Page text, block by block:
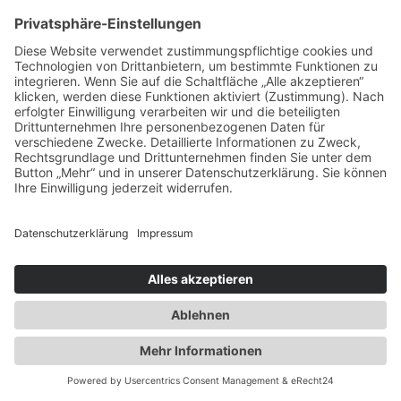
© 2026STAS Ersatzteile by Klimsa
Nutzfahrzeuge
Alle Rechte vorbehalten
Angebote nur für den gewerblichen Bedarf. Alle Preise zuzüglich
Mehrwertsteuer.
Sämtliche Markenzeichen und eingetragenen Warenzeichen sind
Eigentum der jeweiligen Eigner. Sie werden nur zu
Informationszwecken benutzt.